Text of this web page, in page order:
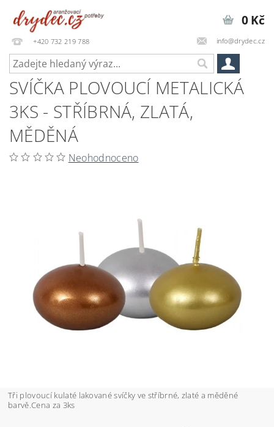
+420 732 219 788 info@drydec.cz
0 Kč
SVÍČKA PLOVOUCÍ METALICKÁ
3KS - STŘÍBRNÁ, ZLATÁ,
MĚDĚNÁ
Neohodnoceno
Tři plovoucí kulaté lakované svíčky ve stříbrné, zlaté a měděné
barvě.Cena za 3ks